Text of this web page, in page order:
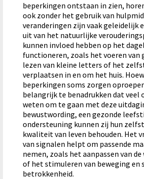
beperkingen ontstaan in zien,
ook zonder het gebruik van
veranderingen zijn vaak geleidelijk
uit van het natuurlijke
kunnen invloed hebben op het
functioneren, zoals het voeren van
lezen van kleine letters of het
verplaatsen in en om het huis.
beperkingen soms zorgen
belangrijk te benadrukken dat veel
weten om te gaan met deze
bewustwording, een gezonde
ondersteuning kunnen zij hun
kwaliteit van leven behouden. Het
van signalen helpt om passende
nemen, zoals het aanpassen van
of het stimuleren van beweging en
betrokkenheid.